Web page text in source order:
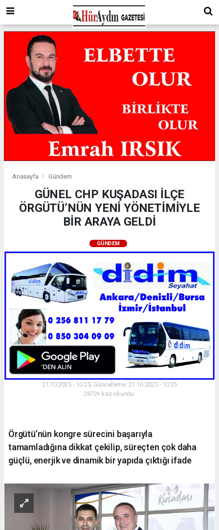
Anasayfa Gündem
GÜNEL CHP KUŞADASI İLÇE
ÖRGÜTÜ’NÜN YENİ YÖNETİMİYLE
BİR ARAYA GELDİ
GÜNDEM
21.10.2025 - 10:25, Güncelleme: 21.10.2025 - 10:25
2872+ kez okundu.
Örgütü’nün kongre sürecini başarıyla
tamamladığına dikkat çekilip, süreçten çok daha
güçlü, enerjik ve dinamik bir yapıda çıktığı ifade